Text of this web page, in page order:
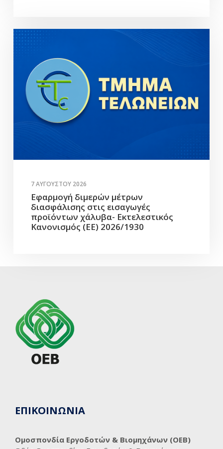
7 ΑΥΓΟΎΣΤΟΥ 2026
Εφαρμογή διμερών μέτρων
διασφάλισης στις εισαγωγές
προϊόντων χάλυβα- Εκτελεστικός
Κανονισμός (ΕΕ) 2026/1930
ΕΠΙΚΟΙΝΩΝΙΑ
Ομοσπονδία Εργοδοτών & Βιομηχάνων (ΟΕΒ)